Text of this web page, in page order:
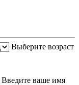
Выберите возраст
Введите ваше имя